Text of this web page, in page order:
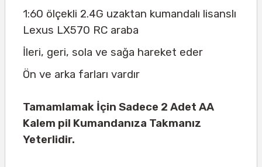
1:60 ölçekli 2.4G uzaktan kumandalı lisanslı
Lexus LX570 RC araba
İleri, geri, sola ve sağa hareket eder
Ön ve arka farları vardır
Tamamlamak İçin Sadece 2 Adet AA
Kalem pil Kumandanıza Takmanız
Yeterlidir.